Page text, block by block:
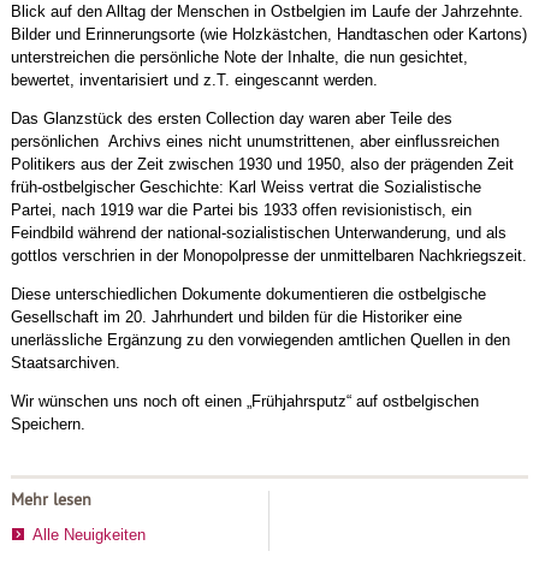
Blick auf den Alltag der Menschen in Ostbelgien im Laufe der Jahrzehnte.
Bilder und Erinnerungsorte (wie Holzkästchen, Handtaschen oder Kartons)
unterstreichen die persönliche Note der Inhalte, die nun gesichtet,
bewertet, inventarisiert und z.T. eingescannt werden.
Das Glanzstück des ersten Collection day waren aber Teile des
persönlichen Archivs eines nicht unumstrittenen, aber einflussreichen
Politikers aus der Zeit zwischen 1930 und 1950, also der prägenden Zeit
früh-ostbelgischer Geschichte: Karl Weiss vertrat die Sozialistische
Partei, nach 1919 war die Partei bis 1933 offen revisionistisch, ein
Feindbild während der national-sozialistischen Unterwanderung, und als
gottlos verschrien in der Monopolpresse der unmittelbaren Nachkriegszeit.
Diese unterschiedlichen Dokumente dokumentieren die ostbelgische
Gesellschaft im 20. Jahrhundert und bilden für die Historiker eine
unerlässliche Ergänzung zu den vorwiegenden amtlichen Quellen in den
Staatsarchiven.
Wir wünschen uns noch oft einen „Frühjahrsputz“ auf ostbelgischen
Speichern.
Mehr lesen
Alle Neuigkeiten